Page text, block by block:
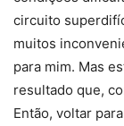
circuito
muitos
para mim. Mas
resultado que,
Então, voltar